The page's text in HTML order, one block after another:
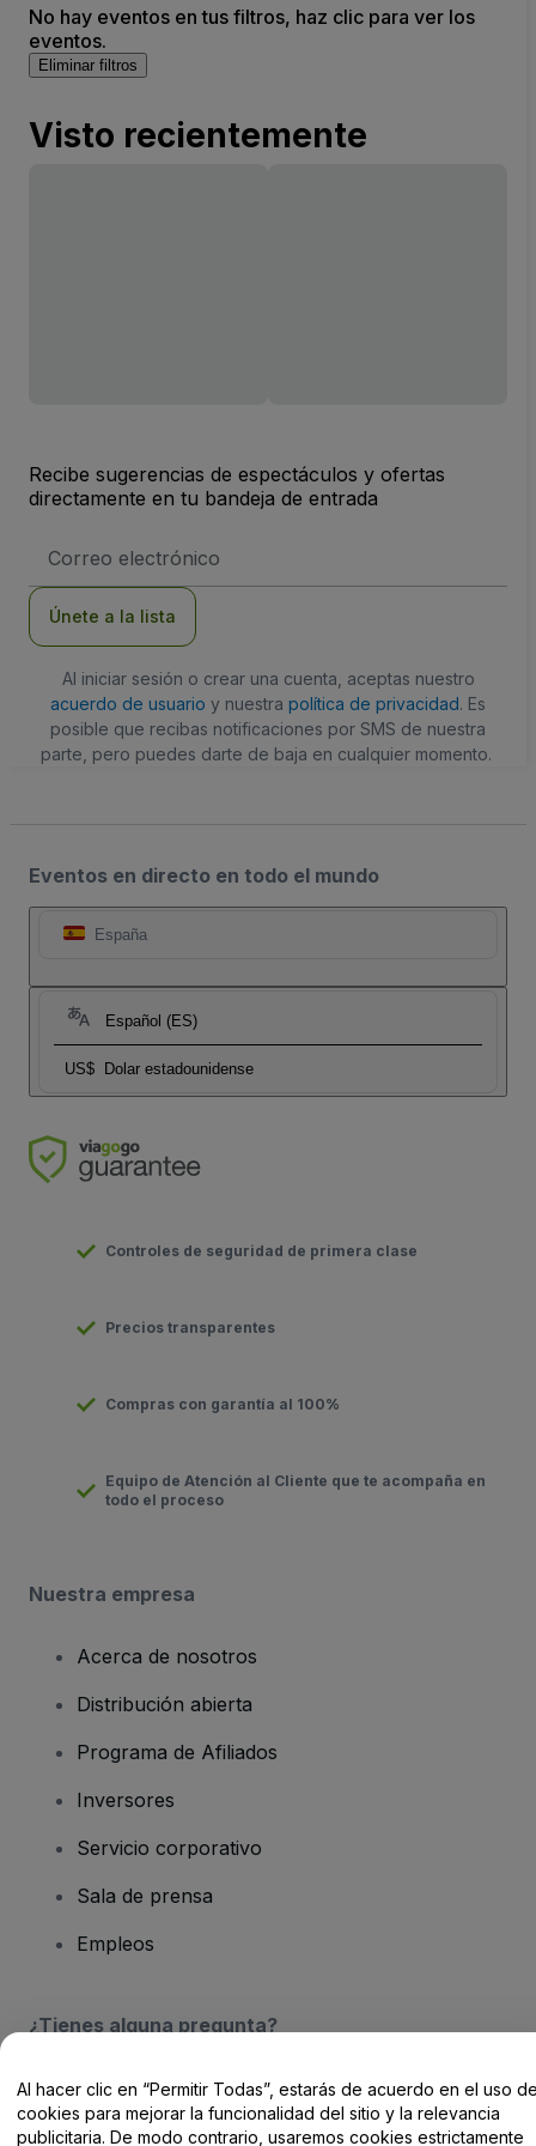
No hay eventos en tus filtros, haz clic para ver los
eventos.
Eliminar filtros
Visto recientemente
Recibe sugerencias de espectáculos y ofertas
directamente en tu bandeja de entrada
de
Únete a la lista
Al iniciar sesión o crear una cuenta, aceptas nuestro
acuerdo de usuario y nuestra política de privacidad. Es
posible que recibas notificaciones por SMS de nuestra
parte, pero puedes darte de baja en cualquier momento.
Eventos en directo en todo el mundo
España
Español (ES)
US$ Dolar estadounidense
Controles de seguridad de primera clase
Precios transparentes
Compras con garantía al 100%
Equipo de Atención al Cliente que te acompaña en
todo el proceso
Nuestra empresa
Acerca de nosotros
Distribución abierta
Programa de Afiliados
Inversores
Servicio corporativo
Sala de prensa
Empleos
¿Tienes alguna pregunta?
Centro de Ayuda / Contacto
Al hacer clic en “Permitir Todas”, estarás de acuerdo en el uso
cookies para mejorar la funcionalidad del sitio y la relevancia
publicitaria. De modo contrario, usaremos cookies estrictamente